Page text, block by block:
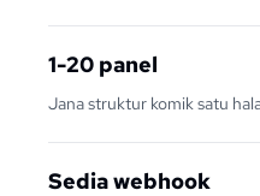
1-20 panel
Jana struktur komik satu
Sedia webhook